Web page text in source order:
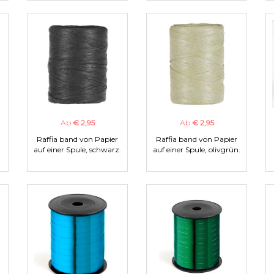
Ab € 2,95
Raffia band von Papier
auf einer Spule, schwarz.
Ab € 2,95
Raffia band von Papier
auf einer Spule, olivgrün.